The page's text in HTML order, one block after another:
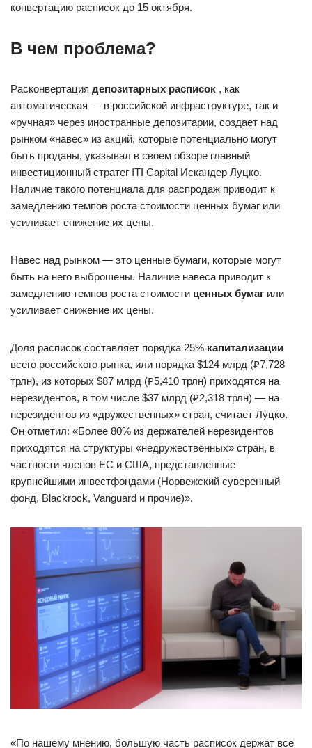
конвертацию расписок до 15 октября.
В чем проблема?
Расконвертация депозитарных расписок , как
автоматическая — в российской инфраструктуре, так и
«ручная» через иностранные депозитарии, создает над
рынком «навес» из акций, которые потенциально могут
быть проданы, указывал в своем обзоре главный
инвестиционный стратег ITI Capital Искандер Луцко.
Наличие такого потенциала для распродаж приводит к
замедлению темпов роста стоимости ценных бумаг или
усиливает снижение их цены.
Навес над рынком — это ценные бумаги, которые могут
быть на него выброшены. Наличие навеса приводит к
замедлению темпов роста стоимости ценных бумаг или
усиливает снижение их цены.
Доля расписок составляет порядка 25% капитализации
всего российского рынка, или порядка $124 млрд (₽7,728
трлн), из которых $87 млрд (₽5,410 трлн) приходятся на
нерезидентов, в том числе $37 млрд (₽2,318 трлн) — на
нерезидентов из «дружественных» стран, считает Луцко.
Он отметил: «Более 80% из держателей нерезидентов
приходятся на структуры «недружественных» стран, в
частности членов ЕС и США, представленные
крупнейшими инвестфондами (Норвежский суверенный
фонд, Blackrock, Vanguard и прочие)».
«По нашему мнению, большую часть расписок держат все